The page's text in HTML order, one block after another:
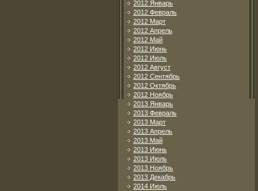
2012 Январь
2012 Февраль
2012 Март
2012 Апрель
2012 Май
2012 Июнь
2012 Июль
2012 Август
2012 Сентябрь
2012 Октябрь
2012 Ноябрь
2013 Январь
2013 Февраль
2013 Март
2013 Апрель
2013 Май
2013 Июнь
2013 Июль
2013 Ноябрь
2013 Декабрь
2014 Июль